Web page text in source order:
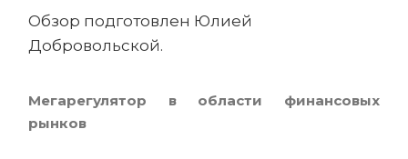
Обзор подготовлен Юлией
Добровольской.
Мегарегулятор в области финансовых
рынков